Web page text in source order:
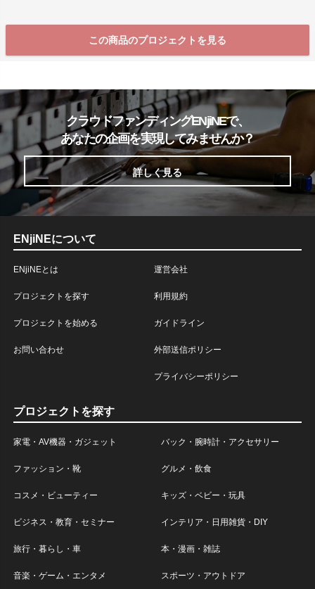
この商品のプロジェクトを見る
クラウドファンディングENjiNEで、
あなたの企画を実現してみませんか？
詳しく見る
ENjiNEについて
ENjiNEとは
プロジェクトを探す
プロジェクトを始める
お問い合わせ
運営会社
利用規約
ガイドライン
外部送信ポリシー
プライバシーポリシー
プロジェクトを探す
家電・AV機器・ガジェット バック・腕時計・アクセサリー
ファッション・靴 グルメ・飲食
コスメ・ビューティー キッズ・ベビー・玩具
ビジネス・教育・セミナー インテリア・日用雑貨・DIY
旅行・暮らし・車 本・漫画・雑誌
音楽・ゲーム・エンタメ スポーツ・アウトドア